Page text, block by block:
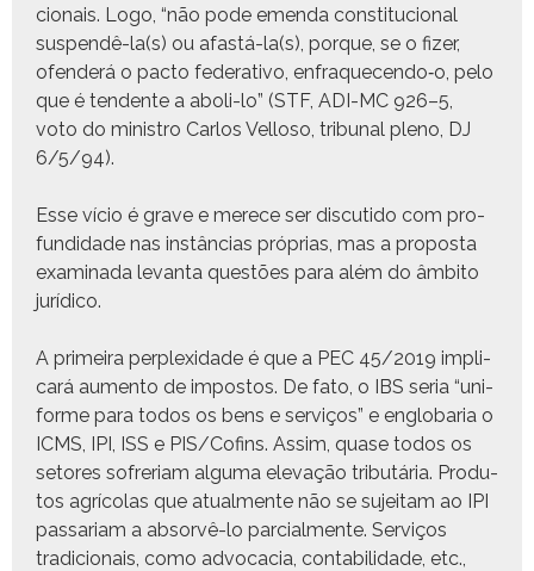
cionais. Logo, “não pode emen­da con­sti­tu­cional
suspendê-la(s) ou afastá-la(s), porque, se o fiz­er,
ofend­erá o pacto fed­er­a­ti­vo, enfraquecendo‑o, pelo
que é ten­dente a aboli-lo” (STF, ADI-MC 926–5,
voto do min­istro Car­los Vel­loso, tri­bunal pleno, DJ
6/5/94).
Esse vício é grave e merece ser dis­cu­ti­do com pro­
fun­di­dade nas instân­cias próprias, mas a pro­pos­ta
exam­i­na­da lev­an­ta questões para além do âmbito
jurídico.
A primeira per­plex­i­dade é que a PEC 45/2019 impli­
cará aumen­to de impos­tos. De fato, o IBS seria “uni­
forme para todos os bens e serviços” e englo­baria o
ICMS, IPI, ISS e PIS/Cofins. Assim, quase todos os
setores sofre­ri­am algu­ma ele­vação trib­utária. Pro­du­
tos agrí­co­las que atual­mente não se sujeitam ao IPI
pas­sari­am a absorvê-lo par­cial­mente. Serviços
tradi­cionais, como advo­ca­cia, con­tabil­i­dade, etc.,